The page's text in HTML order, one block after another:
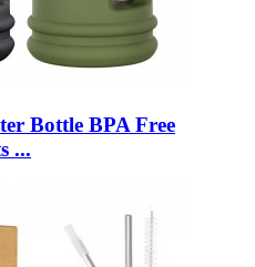
Bottle BPA Free
...